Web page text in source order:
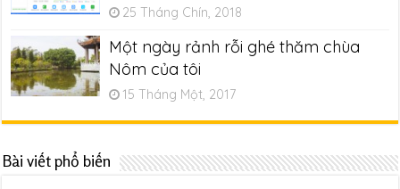
25 Tháng Chín, 2018
Một ngày rảnh rỗi ghé thăm chùa
Nôm của tôi
15 Tháng Một, 2017
Bài viết phổ biến